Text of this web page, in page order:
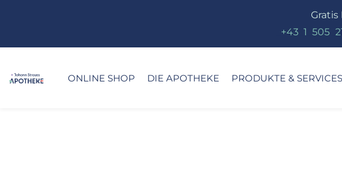
+43 1 505
ONLINE SHOP DIE APOTHEKE PRODUKTE & SERVICES